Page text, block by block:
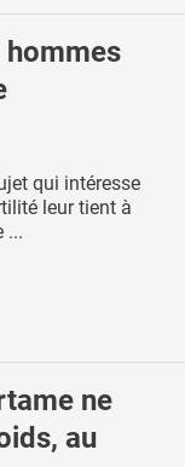
hommes
qui intéresse
leur tient à
...
ne
au